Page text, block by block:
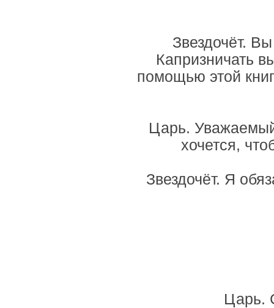
Звездочёт.
Капризничать
помощью этой
Царь.
хочется,
Звездочёт. Я
Царь.